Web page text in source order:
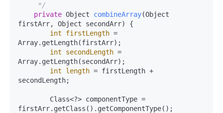
     */
private Object combineArray(Object
firstArr, Object secondArr)
{
int
firstLength =
Array.getLength(firstArr);
int
secondLength =
Array.getLength(secondArr);
int
length = firstLength +
secondLength;
firstArr.getClass().getComponentType();